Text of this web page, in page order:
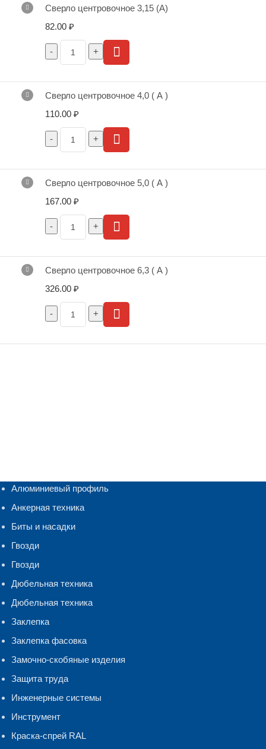
Сверло центровочное 3,15 (А)
82.00 ₽
Сверло центровочное 4,0 ( А )
110.00 ₽
Сверло центровочное 5,0 ( А )
167.00 ₽
Сверло центровочное 6,3 ( А )
326.00 ₽
Алюминиевый профиль
Анкерная техника
Биты и насадки
Гвозди
Гвозди
Дюбельная техника
Дюбельная техника
Заклепка
Заклепка фасовка
Замочно-скобяные изделия
Защита труда
Инженерные системы
Инструмент
Краска-спрей RAL